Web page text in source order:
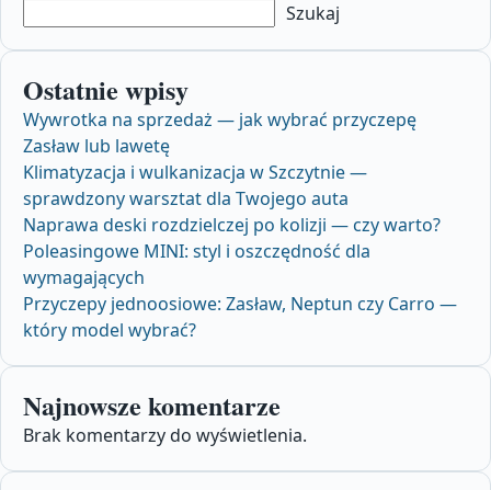
Szukaj
Ostatnie wpisy
Wywrotka na sprzedaż — jak wybrać przyczepę
Zasław lub lawetę
Klimatyzacja i wulkanizacja w Szczytnie —
sprawdzony warsztat dla Twojego auta
Naprawa deski rozdzielczej po kolizji — czy warto?
Poleasingowe MINI: styl i oszczędność dla
wymagających
Przyczepy jednoosiowe: Zasław, Neptun czy Carro —
który model wybrać?
Najnowsze komentarze
Brak komentarzy do wyświetlenia.